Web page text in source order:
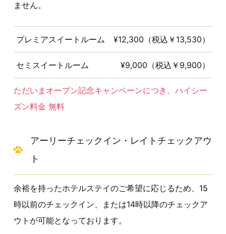
ません。
プレミアスイートルーム ¥12,300（税込￥13,530）
セミスイートルーム ¥9,000（税込￥9,900）
ただいまオープン記念キャンペーンにつき、ハイシー
ズン料金 無料
アーリーチェックイン・レイトチェックアウ
ト
余裕を持ったホテルステイのご希望に応じるため、15
時以前のチェックイン、または14時以降のチェックア
ウトが可能となっております。